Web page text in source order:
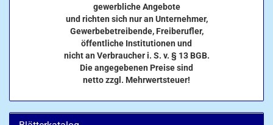
gewerbliche Angebote
und richten sich nur an Unternehmer,
Gewerbebetreibende, Freiberufler,
öffentliche Institutionen und
nicht an Verbraucher i. S. v. § 13 BGB.
Die angegebenen Preise sind
netto zzgl. Mehrwertsteuer!